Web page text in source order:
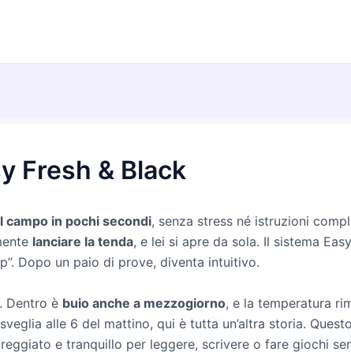
Fresh & Black
campo in pochi secondi, senza stress né istruzioni
lanciare la tenda, e lei si apre da sola. Il sistema
Dopo un paio di prove, diventa intuitivo.
. Dentro è buio anche a mezzogiorno, e la temperatura
alle 6 del mattino, qui è tutta un’altra storia.
e tranquillo per leggere, scrivere o fare giochi